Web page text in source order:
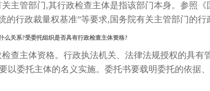
主管部门,其行政检查主体是指该部门本身。参照
的行政裁量权基准”等要求,国务院有关主管部门的
么关系?受委托组织是否具有行政检查主体资格?
查主体资格。行政执法机关、法律法规授权的具
以委托主体的名义实施。委托书要载明委托的依